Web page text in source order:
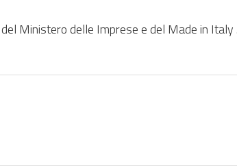
Ministero delle Imprese e del Made in Italy ...